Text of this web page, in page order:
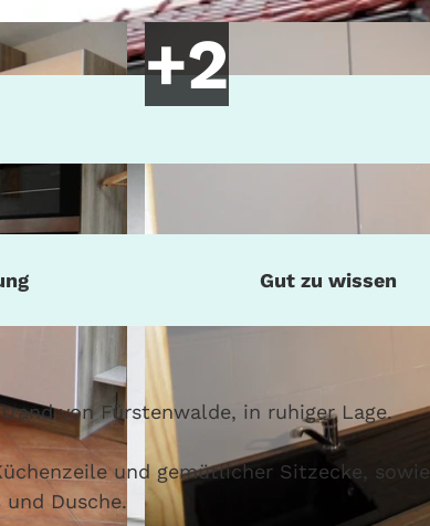
Gut zu wissen
von Fürstenwalde, in ruhiger Lage.
und gemütlicher Sitzecke, sowie
Dusche.